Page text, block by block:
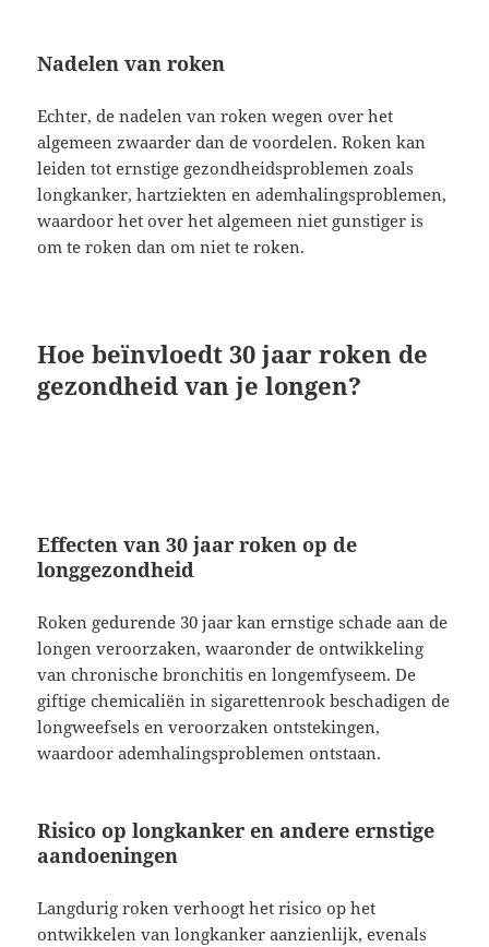
Nadelen van roken
Echter, de nadelen van roken wegen over het
algemeen zwaarder dan de voordelen. Roken kan
leiden tot ernstige gezondheidsproblemen zoals
longkanker, hartziekten en ademhalingsproblemen,
waardoor het over het algemeen niet gunstiger is
om te roken dan om niet te roken.
Hoe beïnvloedt 30 jaar roken de
gezondheid van je longen?
Effecten van 30 jaar roken op de
longgezondheid
Roken gedurende 30 jaar kan ernstige schade aan de
longen veroorzaken, waaronder de ontwikkeling
van chronische bronchitis en longemfyseem. De
giftige chemicaliën in sigarettenrook beschadigen de
longweefsels en veroorzaken ontstekingen,
waardoor ademhalingsproblemen ontstaan.
Risico op longkanker en andere ernstige
aandoeningen
Langdurig roken verhoogt het risico op het
ontwikkelen van longkanker aanzienlijk, evenals